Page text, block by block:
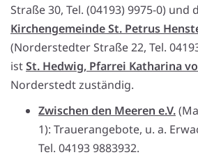
Straße 30, Tel. (04193) 9975-0) und
Kirchengemeinde St. Petrus
(Norderstedter Straße 22, Tel.
istSt. Hedwig, Pfarrei Katharina
Norderstedt zuständig.
Zwischen den Meeren e.V.
1): Trauerangebote, u. a.
Tel. 04193 9883932.